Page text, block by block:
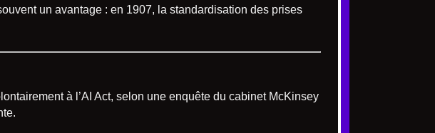
un avantage : en 1907, la standardisation des prises
à l’AI Act, selon une enquête du cabinet McKinsey